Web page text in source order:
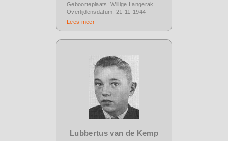
Geboorteplaats: Willige Langerak
Overlijdensdatum: 21-11-1944
Lees meer
Lubbertus van de Kemp